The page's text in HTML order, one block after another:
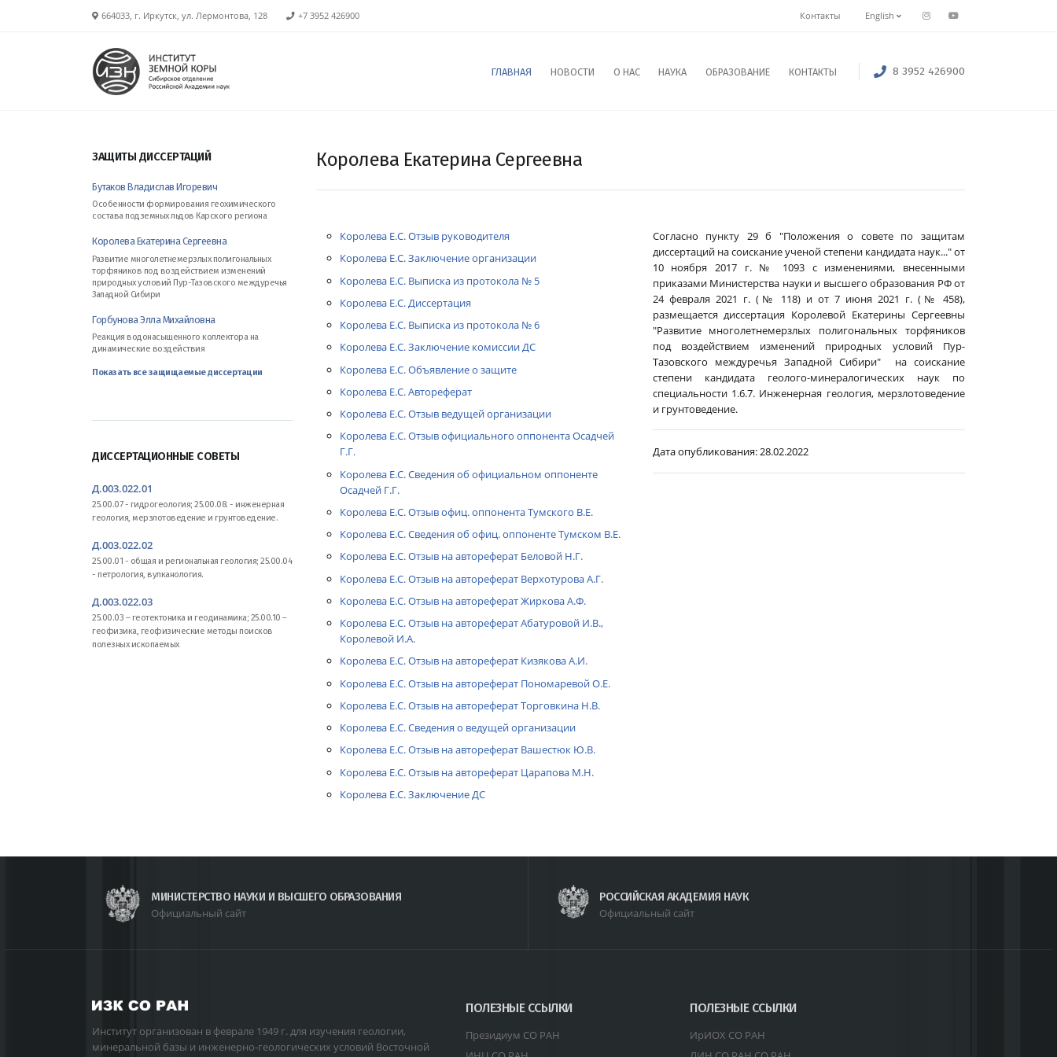
664033, г. Иркутск, ул. Лермонтова, 128 +7 3952 426900 Контакты English
ГЛАВНАЯ НОВОСТИ О НАС НАУКА ОБРАЗОВАНИЕ КОНТАКТЫ 8 3952 426900
ЗАЩИТЫ ДИССЕРТАЦИЙ
Бутаков Владислав Игоревич
Особенности формирования геохимического
состава подземных льдов Карского региона
Королева Екатерина Сергеевна
Развитие многолетнемерзлых полигональных
торфяников под воздействием изменений
природных условий Пур-Тазовского междуречья
Западной Сибири
Горбунова Элла Михайловна
Реакция водонасыщенного коллектора на
динамические воздействия
Показать все защищаемые диссертации
ДИССЕРТАЦИОННЫЕ СОВЕТЫ
Д.003.022.01
25.00.07 - гидрогеология; 25.00.08. - инженерная
геология, мерзлотоведение и грунтоведение.
Д.003.022.02
25.00.01 - общая и региональная геология; 25.00.04
- петрология, вулканология.
Д.003.022.03
25.00.03 – геотектоника и геодинамика; 25.00.10 –
геофизика, геофизические методы поисков
полезных ископаемых
Королева Екатерина Сергеевна
Королева Е.С. Отзыв руководителя
Королева Е.С. Заключение организации
Королева Е.С. Выписка из протокола № 5
Королева Е.С. Диссертация
Королева Е.С. Выписка из протокола № 6
Королева Е.С. Заключение комиссии ДС
Королева Е.С. Объявление о защите
Королева Е.С. Автореферат
Королева Е.С. Отзыв ведущей организации
Королева Е.С. Отзыв официального оппонента Осадчей
Г.Г.
Королева Е.С. Сведения об официальном оппоненте
Осадчей Г.Г.
Королева Е.С. Отзыв офиц. оппонента Тумского В.Е.
Королева Е.С. Сведения об офиц. оппоненте Тумском В.Е.
Королева Е.С. Отзыв на автореферат Беловой Н.Г.
Королева Е.С. Отзыв на автореферат Верхотурова А.Г.
Королева Е.С. Отзыв на автореферат Жиркова А.Ф.
Королева Е.С. Отзыв на автореферат Абатуровой И.В.,
Королевой И.А.
Королева Е.С. Отзыв на автореферат Кизякова А.И.
Королева Е.С. Отзыв на автореферат Пономаревой О.Е.
Королева Е.С. Отзыв на автореферат Торговкина Н.В.
Королева Е.С. Сведения о ведущей организации
Королева Е.С. Отзыв на автореферат Вашестюк Ю.В.
Королева Е.С. Отзыв на автореферат Царапова М.Н.
Королева Е.С. Заключение ДС
Согласно пункту 29 б "Положения о совете по защитам
диссертаций на соискание ученой степени кандидата наук..." от
10 ноября 2017 г. № 1093 с изменениями, внесенными
приказами Министерства науки и высшего образования РФ от
24 февраля 2021 г. (№ 118) и от 7 июня 2021 г. (№ 458),
размещается диссертация Королевой Екатерины Сергеевны
"Развитие многолетнемерзлых полигональных торфяников
под воздействием изменений природных условий Пур-
Тазовского междуречья Западной Сибири" на соискание
степени кандидата геолого-минералогических наук по
специальности 1.6.7. Инженерная геология, мерзлотоведение
и грунтоведение.
Дата опубликования:28.02.2022
МИНИСТЕРСТВО НАУКИ И ВЫСШЕГО ОБРАЗОВАНИЯ
Официальный сайт
РОССИЙСКАЯ АКАДЕМИЯ НАУК
Официальный сайт
Институт организован в феврале 1949 г. для изучения геологии,
минеральной базы и инженерно-геологических условий Восточной
ПОЛЕЗНЫЕ ССЫЛКИ
Президиум СО РАН
ПОЛЕЗНЫЕ ССЫЛКИ
ИрИОХ СО РАН